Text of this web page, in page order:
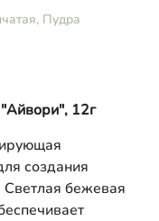
Пудра
12г
создания
бежевая